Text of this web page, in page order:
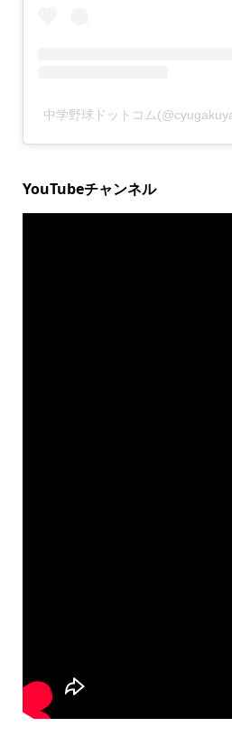
中学野球ドットコム
YouTubeチャンネル